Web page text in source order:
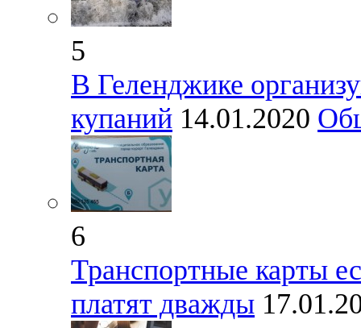
5
В Геленджике
купаний 14.01.2020
6
Транспортные карты
платят дважды